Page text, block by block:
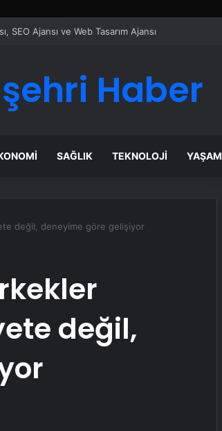
Yazılımı
Haber
SAĞLIK TEKNOLOJI YAŞAM
değil, deneyime göre gelişiyor
değil,